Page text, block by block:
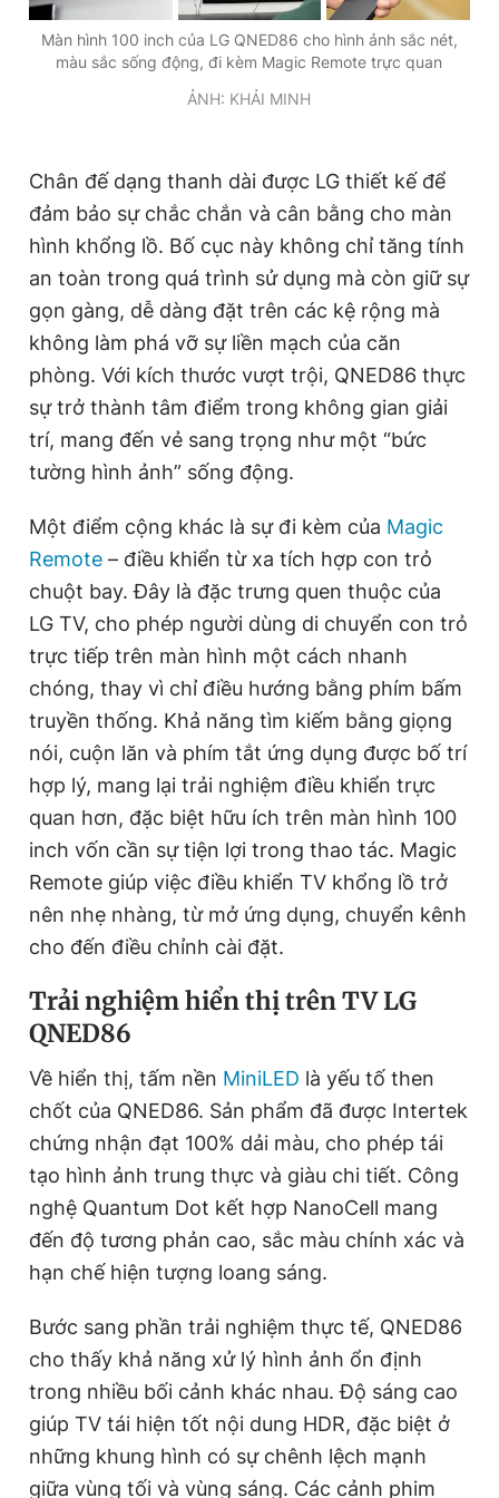
Màn hình 100 inch của LG QNED86 cho hình ảnh sắc nét,
màu sắc sống động, đi kèm Magic Remote trực quan
ẢNH: KHẢI MINH
Chân đế dạng thanh dài được LG thiết kế để
đảm bảo sự chắc chắn và cân bằng cho màn
hình khổng lồ. Bố cục này không chỉ tăng tính
an toàn trong quá trình sử dụng mà còn giữ sự
gọn gàng, dễ dàng đặt trên các kệ rộng mà
không làm phá vỡ sự liền mạch của căn
phòng. Với kích thước vượt trội, QNED86 thực
sự trở thành tâm điểm trong không gian giải
trí, mang đến vẻ sang trọng như một “bức
tường hình ảnh” sống động.
Một điểm cộng khác là sự đi kèm của Magic
Remote – điều khiển từ xa tích hợp con trỏ
chuột bay. Đây là đặc trưng quen thuộc của
LG TV, cho phép người dùng di chuyển con trỏ
trực tiếp trên màn hình một cách nhanh
chóng, thay vì chỉ điều hướng bằng phím bấm
truyền thống. Khả năng tìm kiếm bằng giọng
nói, cuộn lăn và phím tắt ứng dụng được bố trí
hợp lý, mang lại trải nghiệm điều khiển trực
quan hơn, đặc biệt hữu ích trên màn hình 100
inch vốn cần sự tiện lợi trong thao tác. Magic
Remote giúp việc điều khiển TV khổng lồ trở
nên nhẹ nhàng, từ mở ứng dụng, chuyển kênh
cho đến điều chỉnh cài đặt.
Trải nghiệm hiển thị trên TV LG
QNED86
Về hiển thị, tấm nền MiniLED là yếu tố then
chốt của QNED86. Sản phẩm đã được Intertek
chứng nhận đạt 100% dải màu, cho phép tái
tạo hình ảnh trung thực và giàu chi tiết. Công
nghệ Quantum Dot kết hợp NanoCell mang
đến độ tương phản cao, sắc màu chính xác và
hạn chế hiện tượng loang sáng.
Bước sang phần trải nghiệm thực tế, QNED86
cho thấy khả năng xử lý hình ảnh ổn định
trong nhiều bối cảnh khác nhau. Độ sáng cao
giúp TV tái hiện tốt nội dung HDR, đặc biệt ở
những khung hình có sự chênh lệch mạnh
giữa vùng tối và vùng sáng. Các cảnh phim